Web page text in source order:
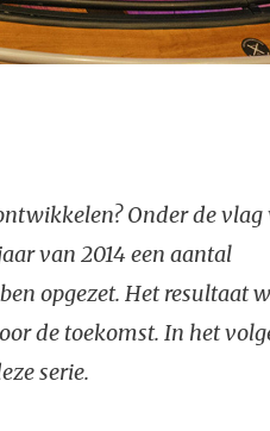
Onder de
van 2014 een aantal
opgezet. Het resultaat
de toekomst. In het
serie.